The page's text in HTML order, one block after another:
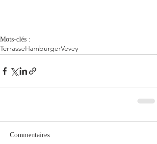
Mots-clés :
TerrasseHamburgerVevey
Commentaires